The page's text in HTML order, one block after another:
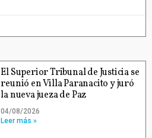
El Superior Tribunal de Justicia se
reunió en Villa Paranacito y juró
la nueva jueza de Paz
04/08/2026
Leer más »